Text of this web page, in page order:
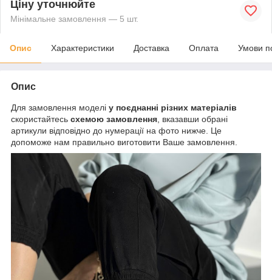
Ціну уточнюйте
Мінімальне замовлення — 5 шт.
Опис Характеристики Доставка Оплата Умови
Опис
Для замовлення моделі у поєднанні різних матеріалів
скористайтесь схемою замовлення , вказавши обрані
артикули відповідно до нумерації на фото нижче. Це
допоможе нам правильно виготовити Ваше замовлення.